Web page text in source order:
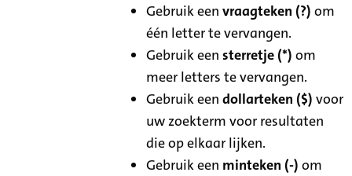
Gebruik eenvraagteken (?) om
één letter te vervangen.
Gebruik eensterretje (*) om
meer letters te vervangen.
Gebruik eendollarteken ($) voor
uw zoekterm voor resultaten
die op elkaar lijken.
Gebruik een minteken (-) om